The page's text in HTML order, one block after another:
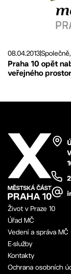
08.04.2013
Praha 10 opět
veřejného
Život v Praze 10
Úřad MČ
Vedení a správa MČ
E-služby
Kontakty
Ochrana osobních